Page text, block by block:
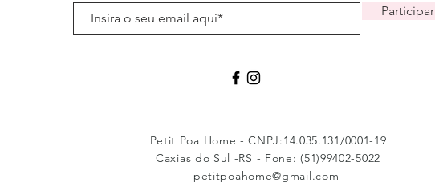
Participar
Petit Poa Home - CNPJ:14.035.131/0001-19
Caxias do Sul -RS - Fone: (51)99402-5022
petitpoahome@gmail.com